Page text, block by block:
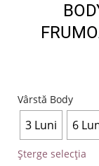
Vârstă Body
3 Luni 6
Șterge selecția